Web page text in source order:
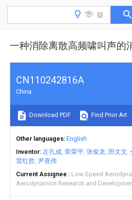
一种消除离散高频啸叫声的
CN110242816A
China
Download PDF Find Prior Art
Other languages English
Inventor 左孔成 章荣平 张俊龙 田文文
雷红胜 尹熹伟
Current Assignee
Low Speed
Aerodynamics Research and